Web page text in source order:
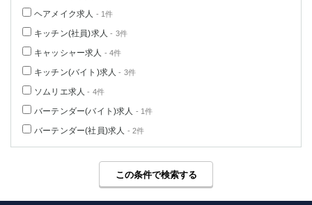
ヘアメイク求人 - 1件
キッチン(社員)求人 - 3件
キャッシャー求人 - 4件
キッチン(バイト)求人 - 3件
ソムリエ求人 - 4件
バーテンダー(バイト)求人 - 1件
バーテンダー(社員)求人 - 2件
この条件で検索する